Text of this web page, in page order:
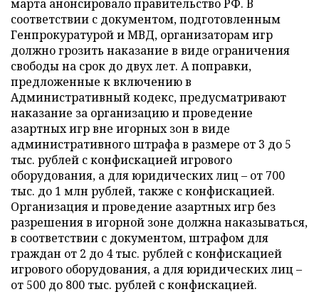
марта анонсировало правительство РФ. В
соответствии с документом, подготовленным
Генпрокуратурой и МВД, организаторам игр
должно грозить наказание в виде ограничения
свободы на срок до двух лет. А поправки,
предложенные к включению в
Административный кодекс, предусматривают
наказание за организацию и проведение
азартных игр вне игорных зон в виде
административного штрафа в размере от 3 до 5
тыс. рублей с конфискацией игрового
оборудования, а для юридических лиц – от 700
тыс. до 1 млн рублей, также с конфискацией.
Организация и проведение азартных игр без
разрешения в игорной зоне должна наказываться,
в соответствии с документом, штрафом для
граждан от 2 до 4 тыс. рублей с конфискацией
игрового оборудования, а для юридических лиц –
от 500 до 800 тыс. рублей с конфискацией.